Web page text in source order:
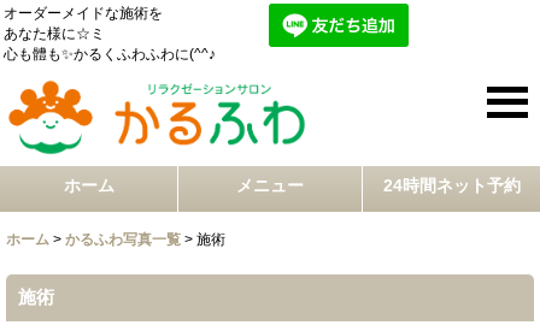
オーダーメイドな施術を
あなた様に☆ミ
心も體も✨かるくふわふわに(^^♪
ホーム メニュー 24時間ネット予約
ホーム > かるふわ写真一覧 > 施術
施術